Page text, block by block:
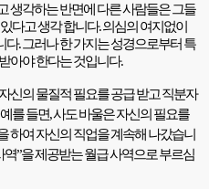
생각하는 반면에 다른 사람들은 그들
다고 생각 합니다.의심의 여지없이
다.그러나 한 가지는 성경으로부터 특
아야 한다는 것입니다.
신의 물질적 필요를 공급 받고 직분자
예를 들면,사도 바울은 자신의 필요를
하여 자신의 직업을 계속해 나갔습니
역”을 제공받는 월급 사역으로 부르심